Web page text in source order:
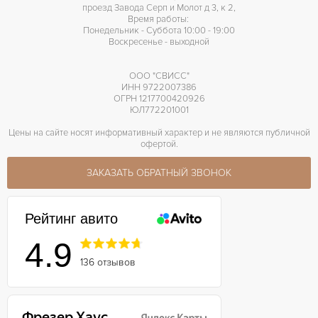
проезд Завода Серп и Молот д 3, к 2,
Время работы:
Понедельник - Суббота 10:00 - 19:00
Воскресенье - выходной
ООО "СВИСС"
ИНН 9722007386
ОГРН 1217700420926
ЮЛ772201001
Цены на сайте носят информативный характер и не являются публичной
офертой.
ЗАКАЗАТЬ ОБРАТНЫЙ ЗВОНОК
Рейтинг авито
4.9 136 отзывов